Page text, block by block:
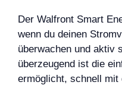
Der Walfront Smart
wenn du deinen
überwachen und aktiv
überzeugend ist die
ermöglicht, schnell mit